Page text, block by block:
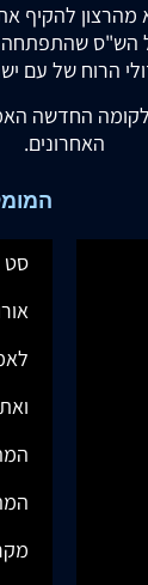
להקיף
הש"ס שהתפתחה
הרוח של עם
החדשה
האחרונים.
סט